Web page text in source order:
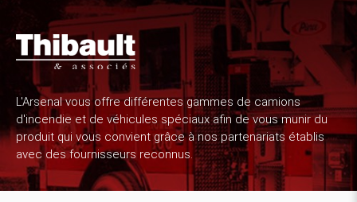
L'Arsenal vous offre différentes gammes de camions
d'incendie et de véhicules spéciaux afin de vous munir du
produit qui vous convient grâce à nos partenariats établis
avec des fournisseurs reconnus.